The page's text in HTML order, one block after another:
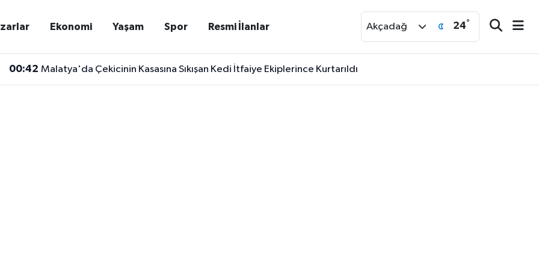
Ekonomi Yaşam Spor Resmi İlanlar Akçadağ 24°
00:27 Malatya'da Kuzey Kuşak Yolunda Kaza! Kontrolden Çıkan Otomobil Refüje Çarptı